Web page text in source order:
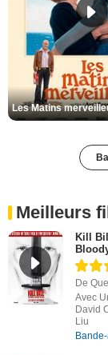
Meilleurs
Kill
De
Avec
David
Liu